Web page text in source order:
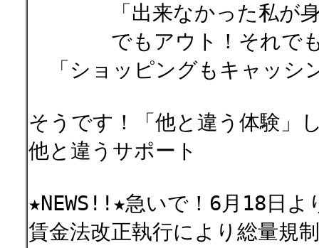
「出来なかった私が身
でもアウト！それでも
「ショッピングもキャ
そうです！「他と違う体験」
他と違うサポート
★NEWS!!★急いで！6月18日
賃金法改正執行により総量規